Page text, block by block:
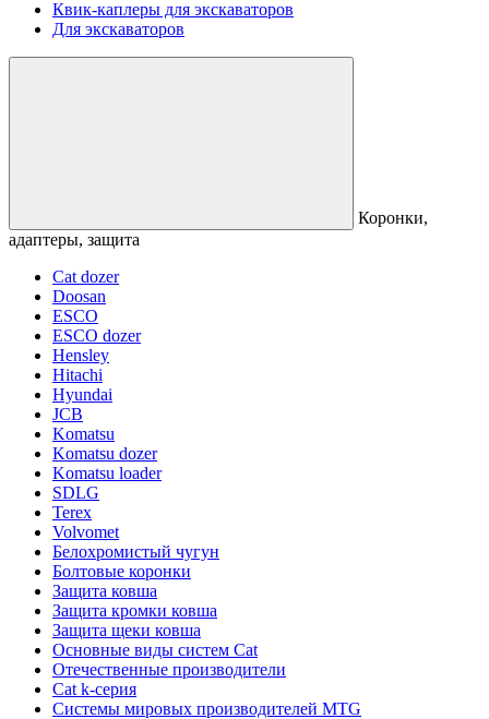
Квик-каплеры для экскаваторов
Для экскаваторов
Коронки,
адаптеры, защита
Cat dozer
Doosan
ESCO
ESCO dozer
Hensley
Hitachi
Hyundai
JCB
Komatsu
Komatsu dozer
Komatsu loader
SDLG
Terex
Volvomet
Белохромистый чугун
Болтовые коронки
Защита ковша
Защита кромки ковша
Защита щеки ковша
Основные виды систем Cat
Отечественные производители
Сat k-серия
Системы мировых производителей MTG